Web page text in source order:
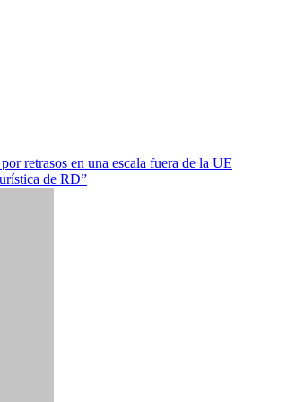
retrasos en una escala fuera de la UE
de RD”